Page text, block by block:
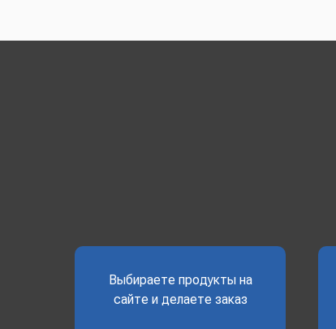
Выбираете продукты на
сайте и делаете заказ